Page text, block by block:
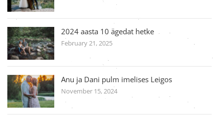
2024 aasta 10 ägedat hetke
February 21, 2025
Anu ja Dani pulm imelises Leigos
November 15, 2024